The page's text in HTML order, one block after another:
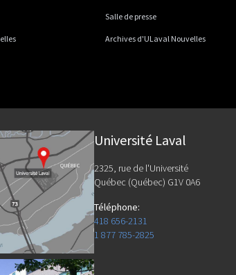
Salle de presse
Archives d'ULaval Nouvelles
Université Laval
2325, rue de l'Université
Québec (Québec) G1V 0A6
Téléphone:
418 656-2131
1 877 785-2825